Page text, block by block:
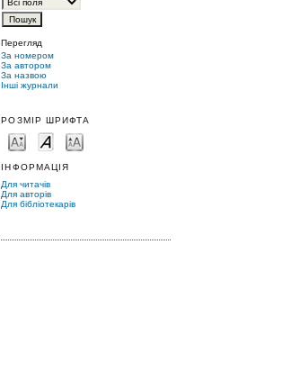
Перегляд
За номером
За автором
За назвою
Інші журнали
РОЗМІР ШРИФТА
ІНФОРМАЦІЯ
Для читачів
Для авторів
Для бібліотекарів